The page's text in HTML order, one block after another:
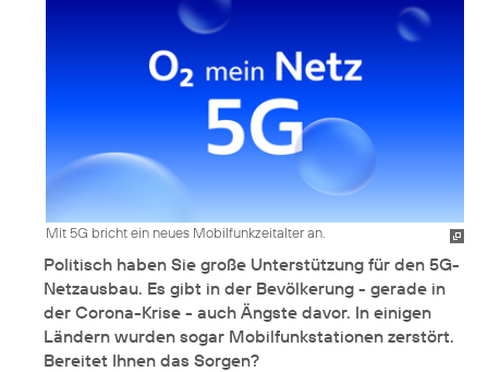
Mit 5G bricht ein neues Mobilfunkzeitalter an.
Politisch haben Sie große Unterstützung für den 5G-
Netzausbau. Es gibt in der Bevölkerung - gerade in
der Corona-Krise - auch Ängste davor. In einigen
Ländern wurden sogar Mobilfunkstationen zerstört.
Bereitet Ihnen das Sorgen?